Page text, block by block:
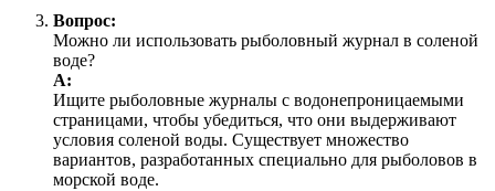
Вопрос:
Можно ли использовать рыболовный журнал в соленой
воде?
А:
Ищите рыболовные журналы с водонепроницаемыми
страницами, чтобы убедиться, что они выдерживают
условия соленой воды. Существует множество
вариантов, разработанных специально для рыболовов в
морской воде.